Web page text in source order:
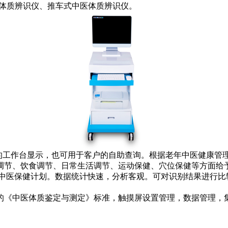
辨识仪、推车式中医体质辨识仪。
作台显示，也可用于客户的自助查询。根据老年中医健康
、饮食调节、日常生活调节、运动保健、穴位保健等方面
医保健计划。数据统计快速，分析客观。可对识别结果进行
中医体质鉴定与测定》标准，触摸屏设置管理，数据管理